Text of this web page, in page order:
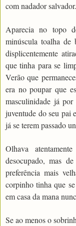
com nadador salvador.
Aparecia no topo
minúscula toalha de
displicentemente
que tinha para se
Verão que
era no poupar que
masculinidade já
juventude do seu pai
já se terem passado
Olhava
desocupado, mas
preferência mais
corpinho tinha que
em casa da mana
Se ao menos o